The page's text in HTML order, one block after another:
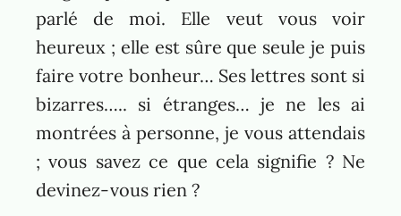
parlé de moi. Elle veut vous voir
heureux ; elle est sûre que seule je puis
faire votre bonheur… Ses lettres sont si
bizarres….. si étranges… je ne les ai
montrées à personne, je vous attendais
; vous savez ce que cela signifie ? Ne
devinez-vous rien ?